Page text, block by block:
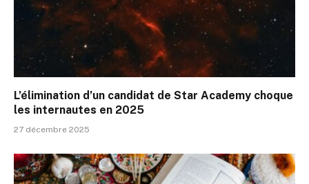
L’élimination d’un candidat de Star Academy choque
les internautes en 2025
27 décembre 2025